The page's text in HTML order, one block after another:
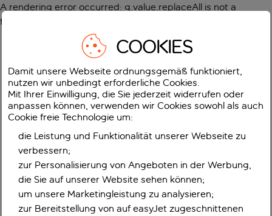
A rendering error occurred: g.value.replaceAll is not a
function
COOKIES
Damit unsere Webseite ordnungsgemäß funktioniert,
nutzen wir unbedingt erforderliche Cookies.
Mit Ihrer Einwilligung, die Sie jederzeit widerrufen oder
anpassen können, verwenden wir Cookies sowohl als auch
Cookie freie Technologie um:
die Leistung und Funktionalität unserer Webseite zu
verbessern;
zur Personalisierung von Angeboten in der Werbung,
die Sie auf unserer Website sehen können;
um unsere Marketingleistung zu analysieren;
zur Bereitstellung von auf easyJet zugeschnittenen